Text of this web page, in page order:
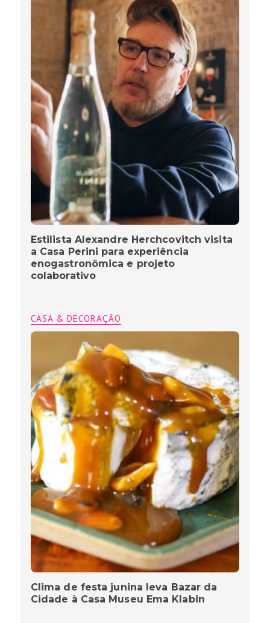
Estilista Alexandre Herchcovitch visita
a Casa Perini para experiência
enogastronômica e projeto
colaborativo
CASA & DECORAÇÃO
Clima de festa junina leva Bazar da
Cidade à Casa Museu Ema Klabin